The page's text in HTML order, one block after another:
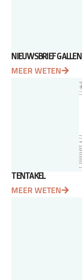
NIEUWSBRIEF GALLEN
MEER WETEN
TENTAKEL
MEER WETEN